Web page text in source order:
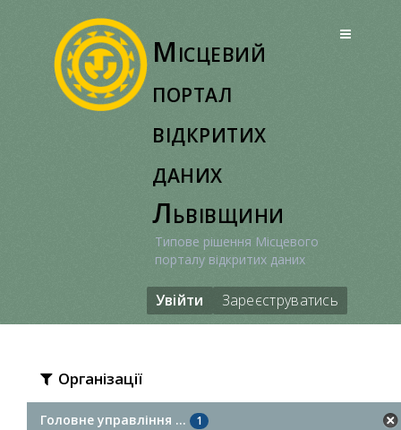
Місцевий
портал
відкритих
даних
Львівщини
Типове рішення Місцевого
порталу відкритих даних
Увійти Зареєструватись
Організації
Головне управління ... 1